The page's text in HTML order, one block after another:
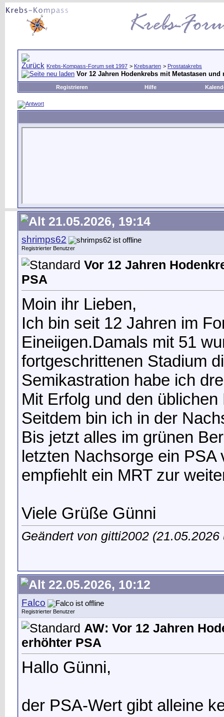
Krebs-Kompass-Forum seit 1997 > Krebsarten > Prostatakrebs
Vor 12 Jahren Hodenkrebs mit Metastasen und
Registrieren Hilfe
21.05.2026, 19:14
shrimps62
Registrierter Benutzer
Vor 12 Jahren
PSA
Moin ihr Lieben,
Ich bin seit 12 Jahren im
Eineiigen.Damals mit 51
fortgeschrittenen Stadium
Semikastration habe ich
Mit Erfolg und den
Seitdem bin ich in der
Bis jetzt alles im grünen
letzten Nachsorge ein
empfiehlt ein MRT zur
Viele Grüße Günni
Geändert von gitti2002
22.05.2026, 10:12
Falco
Registrierter Benutzer
AW: Vor 12 Jahren
erhöhter PSA
Hallo Günni,
der PSA-Wert gibt alleine